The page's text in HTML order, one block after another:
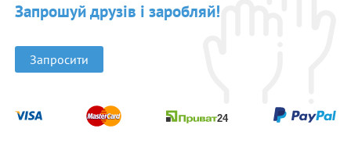
Запрошуй друзів і заробляй!
Запросити